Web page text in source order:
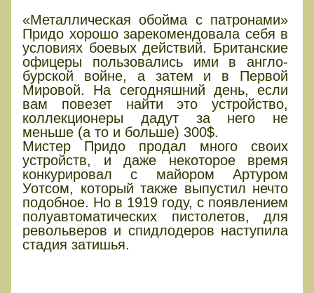
«Металлическая обойма с патронами»
Придо хорошо зарекомендовала себя в
условиях боевых действий. Британские
офицеры пользовались ими в англо-
бурской войне, а затем и в Первой
Мировой. На сегодняшний день, если
вам повезет найти это устройство,
коллекционеры дадут за него не
меньше (а то и больше) 300$.
Мистер Придо продал много своих
устройств, и даже некоторое время
конкурировал с майором Артуром
Уотсом, который также выпустил нечто
подобное. Но в 1919 году, с появлением
полуавтоматических пистолетов, для
револьверов и спидлодеров наступила
стадия затишья.